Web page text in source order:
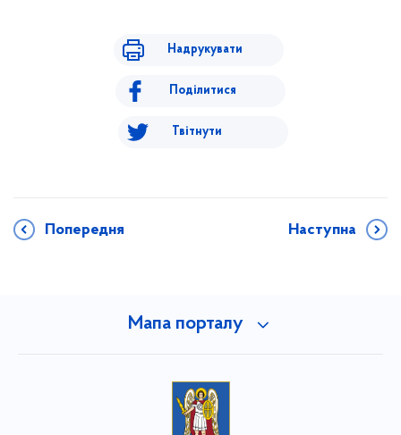
Надрукувати
Поділитися
Твітнути
Попередня Наступна
Мапа порталу